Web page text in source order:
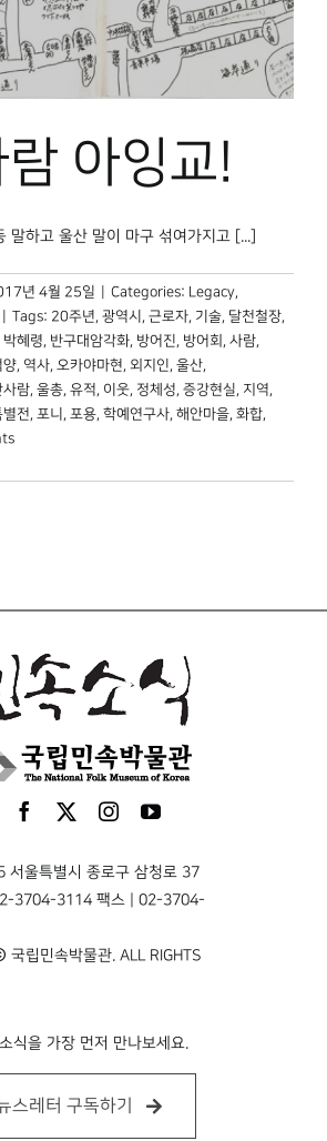
아잉교!
말하고 울산 말이 마구 섞여가지고 [...]
년 4월 25일 Categories: Legacy,
Tags: 20주년, 광역시 , 근로자, 기술, 달천철장,
박혜령, 반구대암각화, 방어진, 방어회 , 사람,
양, 역사, 오카야마현, 외지인, 울산,
사람, 울총, 유적, 이웃, 정체성, 증강현실, 지역,
별전, 포니 , 포용, 학예연구사, 해안마을, 화합,
서울특별시 종로구 삼청로 37
3704-3114 팩스 | 02-3704-
립민속박물관. ALL RIGHTS
식을 가장 먼저 만나보세요.
스레터 구독하기